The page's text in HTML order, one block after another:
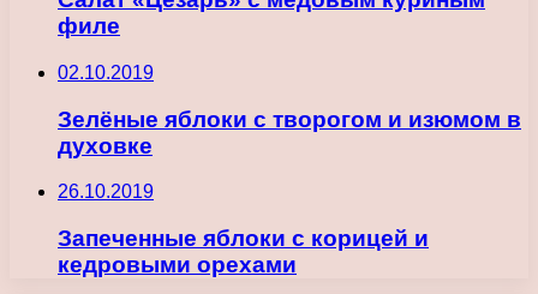
филе
02.10.2019
Зелёные яблоки с творогом и изюмом в
духовке
26.10.2019
Запеченные яблоки с корицей и
кедровыми орехами